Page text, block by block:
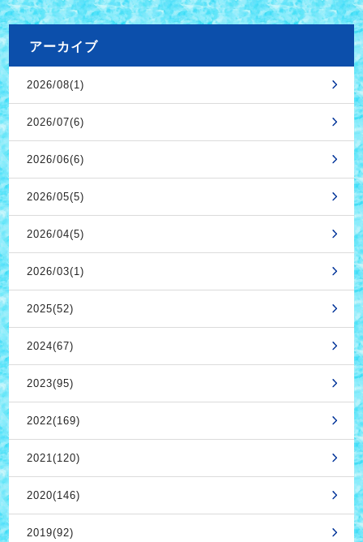
アーカイブ
2026/08(1)
2026/07(6)
2026/06(6)
2026/05(5)
2026/04(5)
2026/03(1)
2025(52)
2024(67)
2023(95)
2022(169)
2021(120)
2020(146)
2019(92)